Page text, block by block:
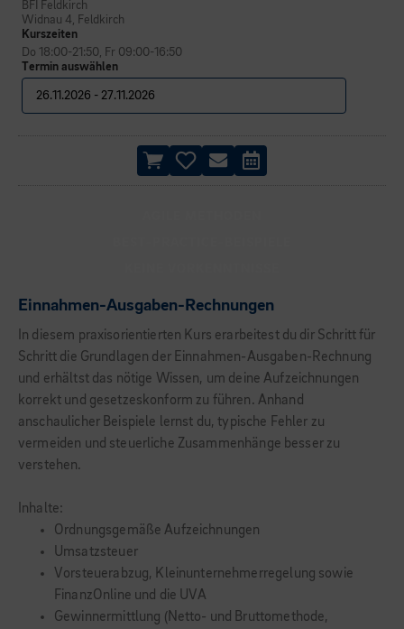
BFI Feldkirch
Widnau 4, Feldkirch
Termin auswählen
Kurszeiten
Do 18:00-21:50, Fr 09:00-16:50
Einnahmen-Ausgaben-Rechnungen
In diesem praxisorientierten Kurs erarbeitest du dir Schritt für
Schritt die Grundlagen der Einnahmen-Ausgaben-Rechnung
und erhältst das nötige Wissen, um deine Aufzeichnungen
korrekt und gesetzeskonform zu führen. Anhand
anschaulicher Beispiele lernst du, typische Fehler zu
vermeiden und steuerliche Zusammenhänge besser zu
verstehen.
Inhalte:
Ordnungsgemäße Aufzeichnungen
Umsatzsteuer
Vorsteuerabzug, Kleinunternehmerregelung sowie
FinanzOnline und die UVA
Gewinnermittlung (Netto- und Bruttomethode,